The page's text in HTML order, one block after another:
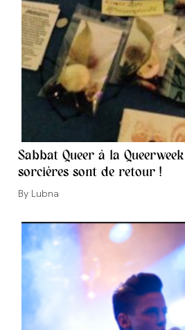
Sabbat Queer à la
sorcières sont de retour !
Auteur/autrice
la
publication :
Lubna